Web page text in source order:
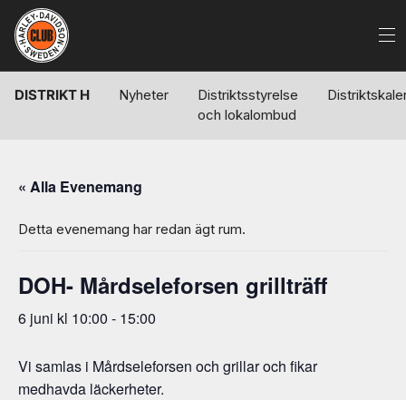
DISTRIKT H Nyheter
Distriktsstyrelse
och lokalombud
« Alla Evenemang
Detta evenemang har redan ägt rum.
DOH- Mårdseleforsen grillträff
6 juni kl 10:00 - 15:00
Vi samlas i Mårdseleforsen och grillar och fikar
medhavda läckerheter.